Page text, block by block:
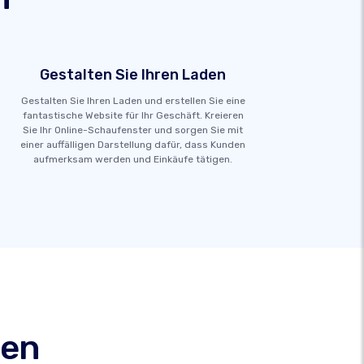
Gestalten Sie Ihren Laden
Gestalten Sie Ihren Laden und erstellen Sie eine
fantastische Website für Ihr Geschäft. Kreieren
Sie Ihr Online-Schaufenster und sorgen Sie mit
einer auffälligen Darstellung dafür, dass Kunden
aufmerksam werden und Einkäufe tätigen.